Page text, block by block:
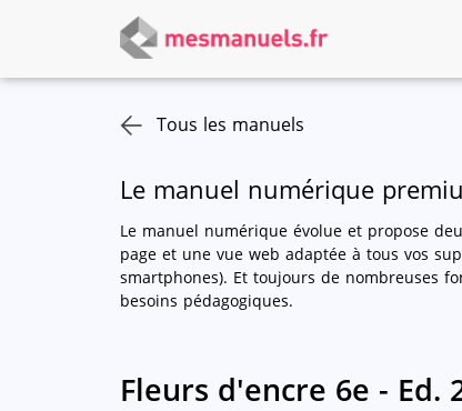
Tous les manuels
Le manuel numérique
Le manuel numérique évolue et propose
page et une vue web adaptée à tous vos
smartphones). Et toujours de nombreuses
besoins pédagogiques.
Fleurs d'encre 6e - Ed.